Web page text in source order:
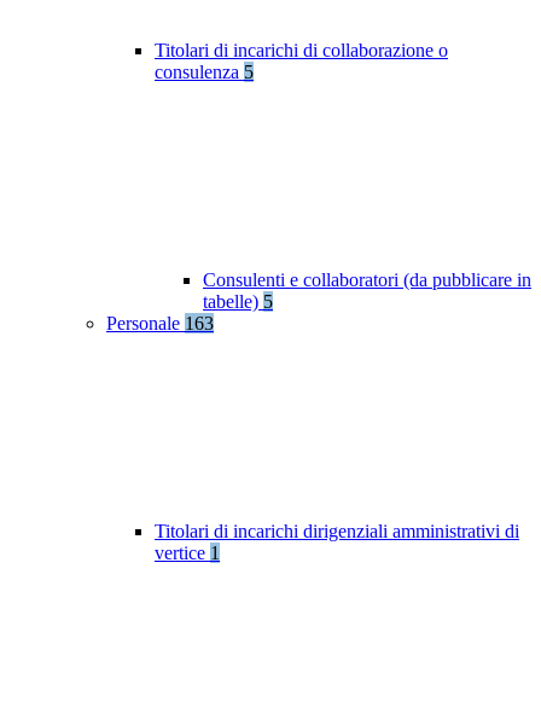
Titolari di incarichi di collaborazione o
consulenza 5
Consulenti e collaboratori (da pubblicare in
tabelle) 5
Personale 163
Titolari di incarichi dirigenziali amministrativi di
vertice 1